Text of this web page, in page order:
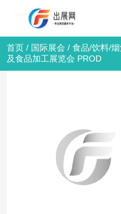
首页 / 国际展会 /食品/饮料/
及食品加工展览会 PROD